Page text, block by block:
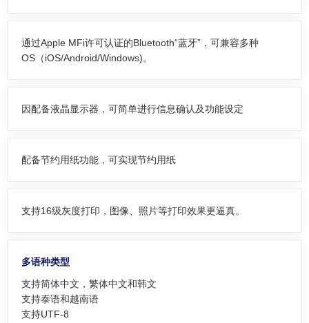
通过Apple MFi许可认证的Bluetooth“蓝牙”，可兼容多种
OS（iOS/Android/Windows)。
因配备液晶显示器，可简单进行信息确认及功能设定
配备节约用纸功能，可实现节约用纸
支持16级灰度打印，图像、照片等打印效果更逼真。
多语种类型
支持简体中文，繁体中文和韩文
支持泰语和越南语
支持UTF-8